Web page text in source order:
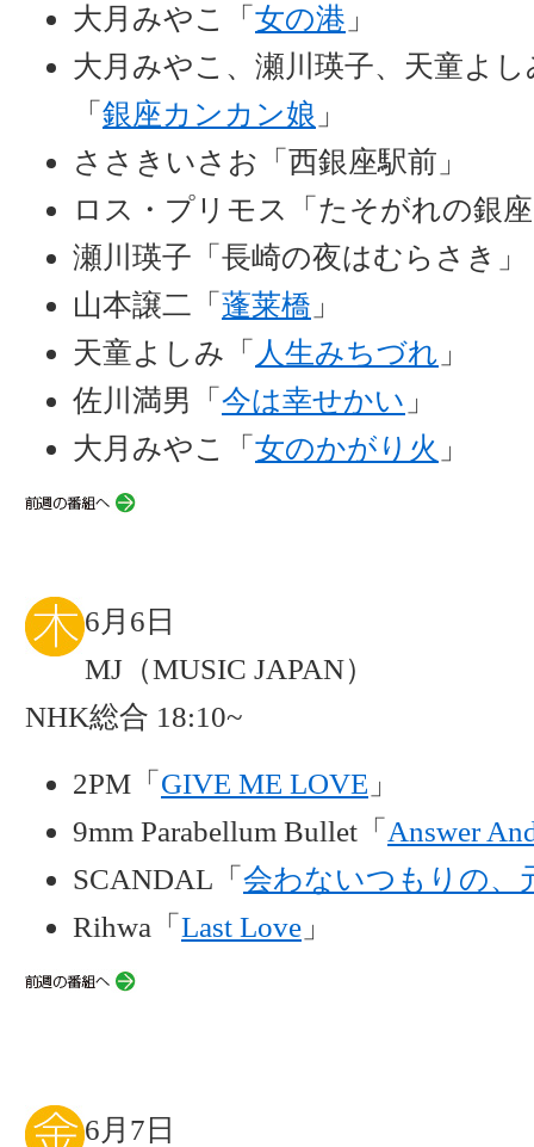
大月みやこ「 女の港 」
大月みやこ、瀬川瑛子、天童よ
「 銀座カンカン娘 」
ささきいさお「西銀座駅前」
ロス・プリモス「たそがれの銀
瀬川瑛子「長崎の夜はむらさき」
山本譲二「 蓬莱橋 」
天童よしみ「 人生みちづれ 」
佐川満男「 今は幸せかい 」
大月みやこ「 女のかがり火 」
6月6日
MJ（MUSIC JAPAN）
NHK総合 18:10~
2PM「 GIVE ME LOVE 」
9mm Parabellum Bullet「 Answer
SCANDAL「 会わないつもりの、
Rihwa「 Last Love 」
6月7日